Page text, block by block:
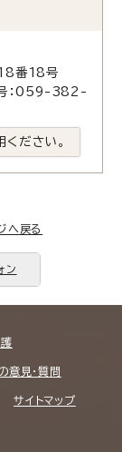
番18号
：059-382-
ださい。
へ戻る
ン
意見・質問
サイトマップ